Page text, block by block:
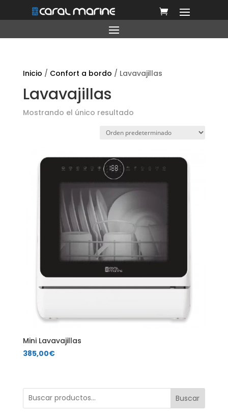
Inicio / Confort a bordo / Lavavajillas
Lavavajillas
Mostrando el único resultado
Mini Lavavajillas
385,00€
Buscar